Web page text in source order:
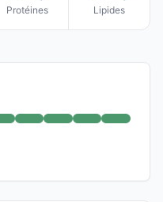
Protéines Lipides